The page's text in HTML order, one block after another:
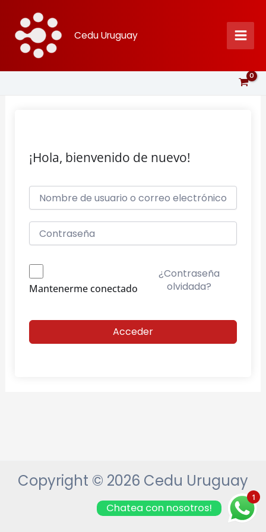
contenido
Cedu Uruguay
¡Hola, bienvenido de nuevo!
Mantenerme conectado
¿Contraseña
olvidada?
Acceder
Copyright © 2026 Cedu Uruguay
1
Chatea con nosotros!